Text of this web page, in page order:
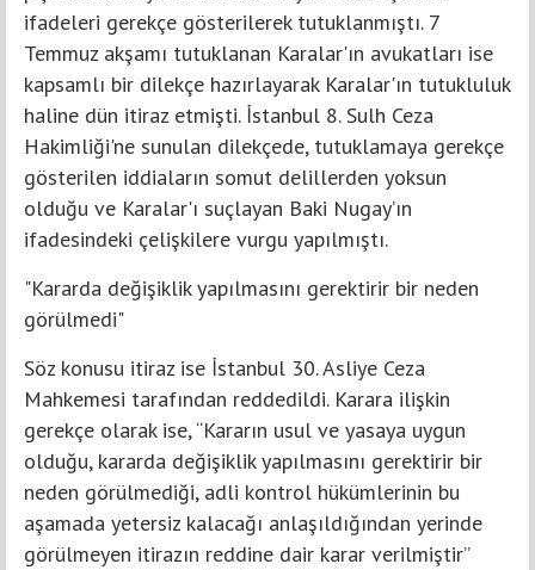
ifadeleri gerekçe gösterilerek tutuklanmıştı. 7
Temmuz akşamı tutuklanan Karalar'ın avukatları ise
kapsamlı bir dilekçe hazırlayarak Karalar'ın tutukluluk
haline dün itiraz etmişti. İstanbul 8. Sulh Ceza
Hakimliği'ne sunulan dilekçede, tutuklamaya gerekçe
gösterilen iddiaların somut delillerden yoksun
olduğu ve Karalar'ı suçlayan Baki Nugay’ın
ifadesindeki çelişkilere vurgu yapılmıştı.
"Kararda değişiklik yapılmasını gerektirir bir neden
görülmedi"
Söz konusu itiraz ise İstanbul 30. Asliye Ceza
Mahkemesi tarafından reddedildi. Karara ilişkin
gerekçe olarak ise, “Kararın usul ve yasaya uygun
olduğu, kararda değişiklik yapılmasını gerektirir bir
neden görülmediği, adli kontrol hükümlerinin bu
aşamada yetersiz kalacağı anlaşıldığından yerinde
görülmeyen itirazın reddine dair karar verilmiştir”